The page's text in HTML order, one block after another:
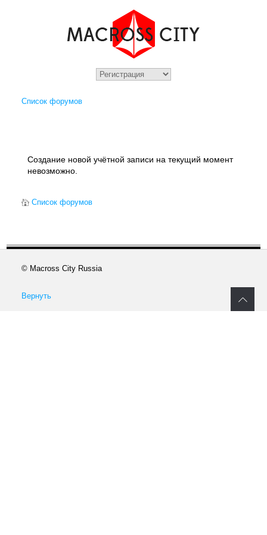
Список форумов
Создание новой учётной записи на текущий момент
невозможно.
Список форумов
© Macross City Russia
Вернуть